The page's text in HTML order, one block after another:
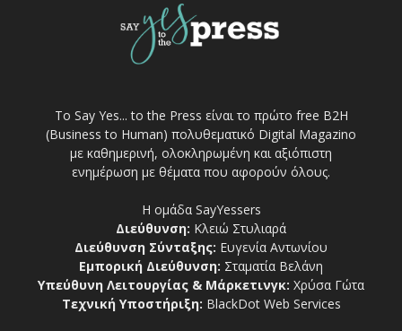
Το Say Yes... to the Press είναι το πρώτο free Β2Η
(Business to Human) πολυθεματικό Digital Magazino
με καθημερινή, ολοκληρωμένη και αξιόπιστη
ενημέρωση με θέματα που αφορούν όλους.
Η ομάδα SayYessers
Διεύθυνση: Κλειώ Στυλιαρά
Διεύθυνση Σύνταξης: Ευγενία Αντωνίου
Εμπορική Διεύθυνση: Σταματία Βελάνη
Υπεύθυνη Λειτουργίας & Μάρκετινγκ: Χρύσα Γώτα
Τεχνική Υποστήριξη: BlackDot Web Services